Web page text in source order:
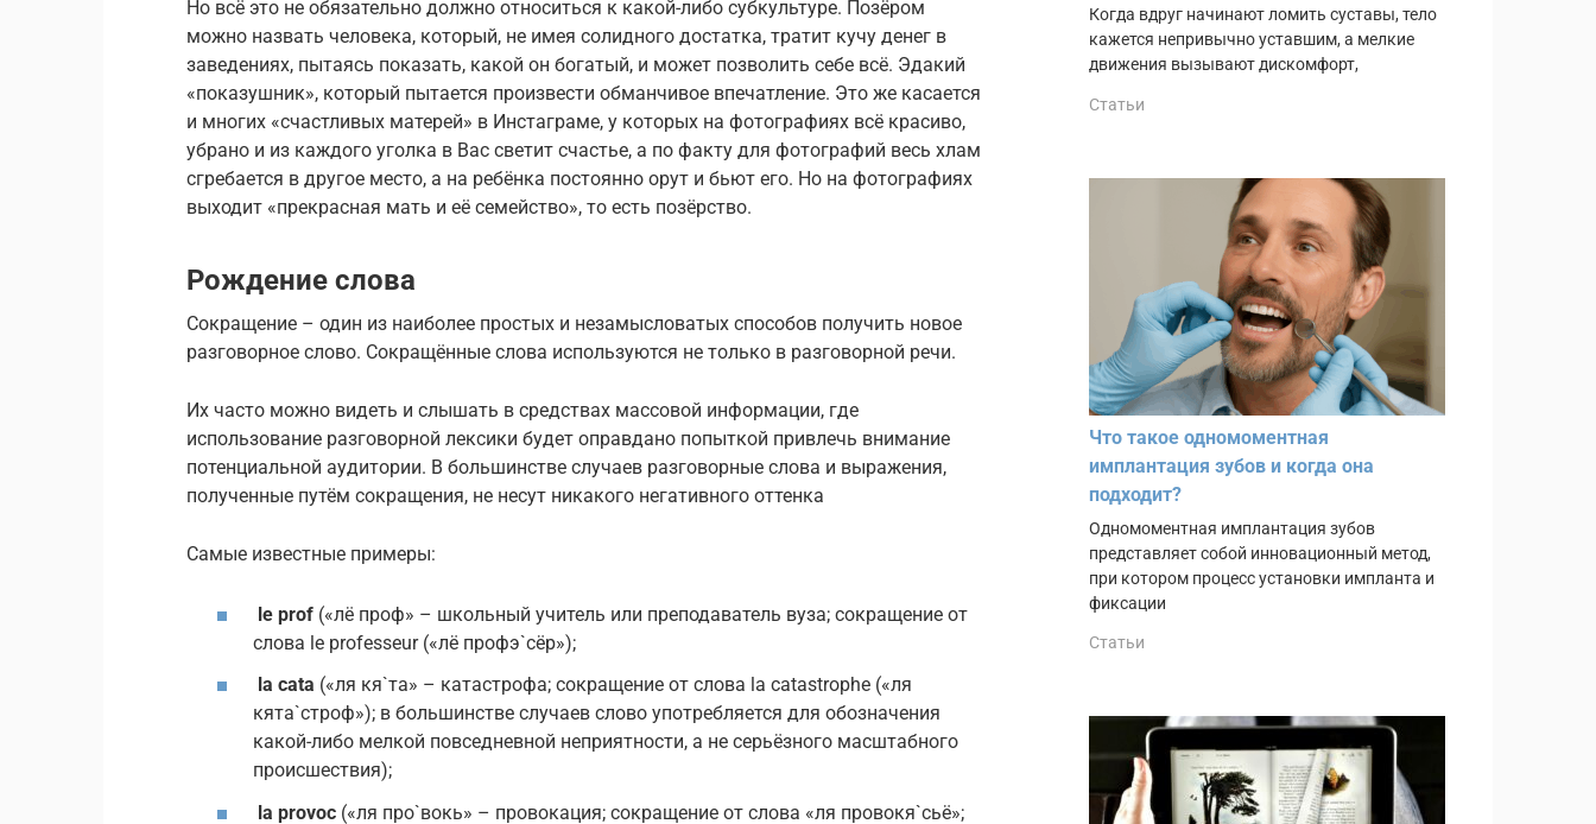
Но всё это не обязательно должно относиться к какой-либо субкультуре. Позёром
можно назвать человека, который, не имея солидного достатка, тратит кучу денег в
заведениях, пытаясь показать, какой он богатый, и может позволить себе всё. Эдакий
«показушник», который пытается произвести обманчивое впечатление. Это же касается
и многих «счастливых матерей» в Инстаграме, у которых на фотографиях всё красиво,
убрано и из каждого уголка в Вас светит счастье, а по факту для фотографий весь хлам
сгребается в другое место, а на ребёнка постоянно орут и бьют его. Но на фотографиях
выходит «прекрасная мать и её семейство», то есть позёрство.
Рождение слова
Сокращение – один из наиболее простых и незамысловатых способов получить новое
разговорное слово. Сокращённые слова используются не только в разговорной речи.
Их часто можно видеть и слышать в средствах массовой информации, где
использование разговорной лексики будет оправдано попыткой привлечь внимание
потенциальной аудитории. В большинстве случаев разговорные слова и выражения,
полученные путём сокращения, не несут никакого негативного оттенка
Самые известные примеры:
le prof («лё проф» – школьный учитель или преподаватель вуза; сокращение от
слова le professeur («лё профэ`сёр»);
la cata («ля кя`та» – катастрофа; сокращение от слова la catastrophe («ля
кята`строф»); в большинстве случаев слово употребляется для обозначения
какой-либо мелкой повседневной неприятности, а не серьёзного масштабного
происшествия);
la provoc («ля про`вокь» – провокация; сокращение от слова «ля провокя`сьё»;
Когда вдруг начинают ломить суставы, тело
кажется непривычно уставшим, а мелкие
движения вызывают дискомфорт,
Статьи
Что такое одномоментная
имплантация зубов и когда она
подходит?
Одномоментная имплантация зубов
представляет собой инновационный метод,
при котором процесс установки импланта и
фиксации
Статьи